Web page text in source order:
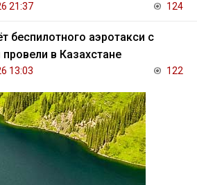
21:37 124
беспилотного аэротакси с
в Казахстане
13:03 122